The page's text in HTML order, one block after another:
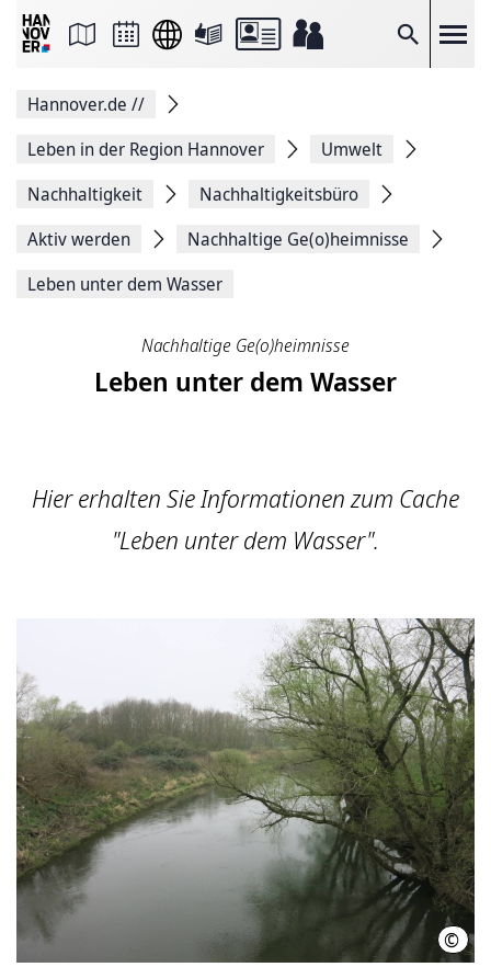
Suche
Seite
Facebook
teilen
Seitenlink
Seite
Hannover.de //
Leben in der Region Hannover
Umwelt
Nachhaltigkeit
Nachhaltigkeitsbüro
Aktiv werden
Nachhaltige Ge(o)heimnisse
Leben unter dem Wasser
Nachhaltige Ge(o)heimnisse
Leben unter dem Wasser
Hier erhalten Sie Informationen zum Cache
"Leben unter dem Wasser".
© LHH